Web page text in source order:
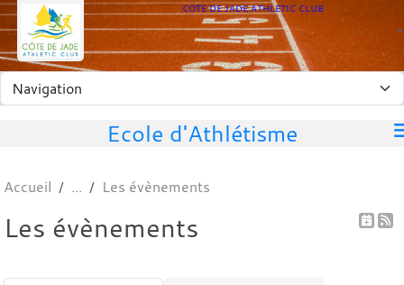
COTE DE JADE ATHLETIC CLUB
Ecole d'Athlétisme
Accueil Les évènements
Les évènements
Panneau de gestion des cookies